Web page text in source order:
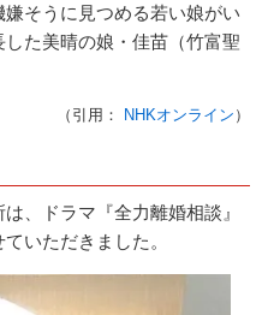
そうに見つめる若い娘がい
た美晴の娘・佳苗（竹富聖
（引用： NHKオンライン ）
、ドラマ『全力離婚相談』
いただきました。